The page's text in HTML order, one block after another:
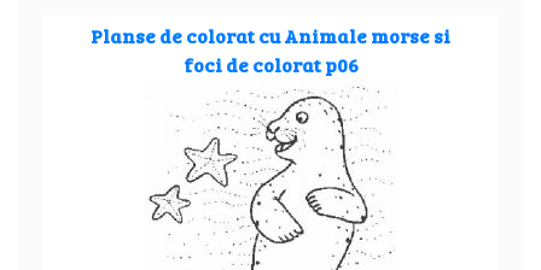
Planse de colorat cu Animale morse si
foci de colorat p06